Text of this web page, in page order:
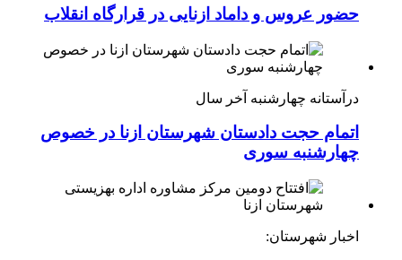
حضور عروس و داماد ازنایی در قرارگاه انقلاب
درآستانه چهارشنبه آخر سال
اتمام حجت دادستان شهرستان ازنا در خصوص
چهارشنبه ‌سوری
اخبار شهرستان: